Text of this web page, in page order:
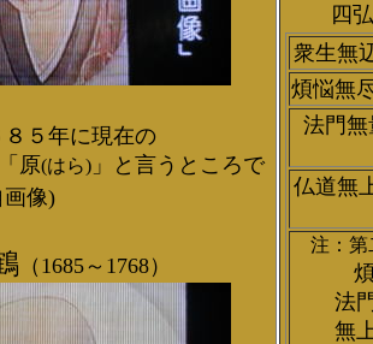
５年に現在の
原(はら) 」と言うところで
像)
（1685～1768）
四弘
衆生無
煩悩無
法門無
仏道無
注：第
法門
無上